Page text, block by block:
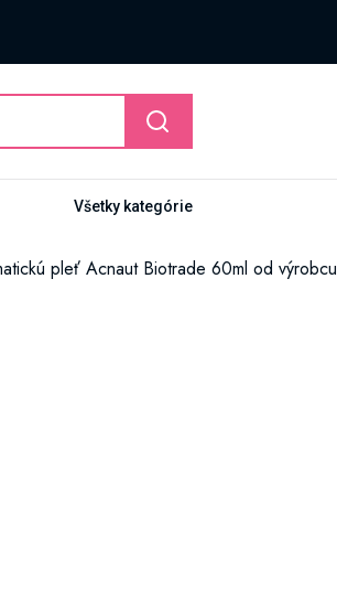
Všetky kategórie
pleť Acnaut Biotrade 60ml od